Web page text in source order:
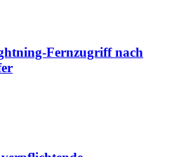
Fernzugriff nach